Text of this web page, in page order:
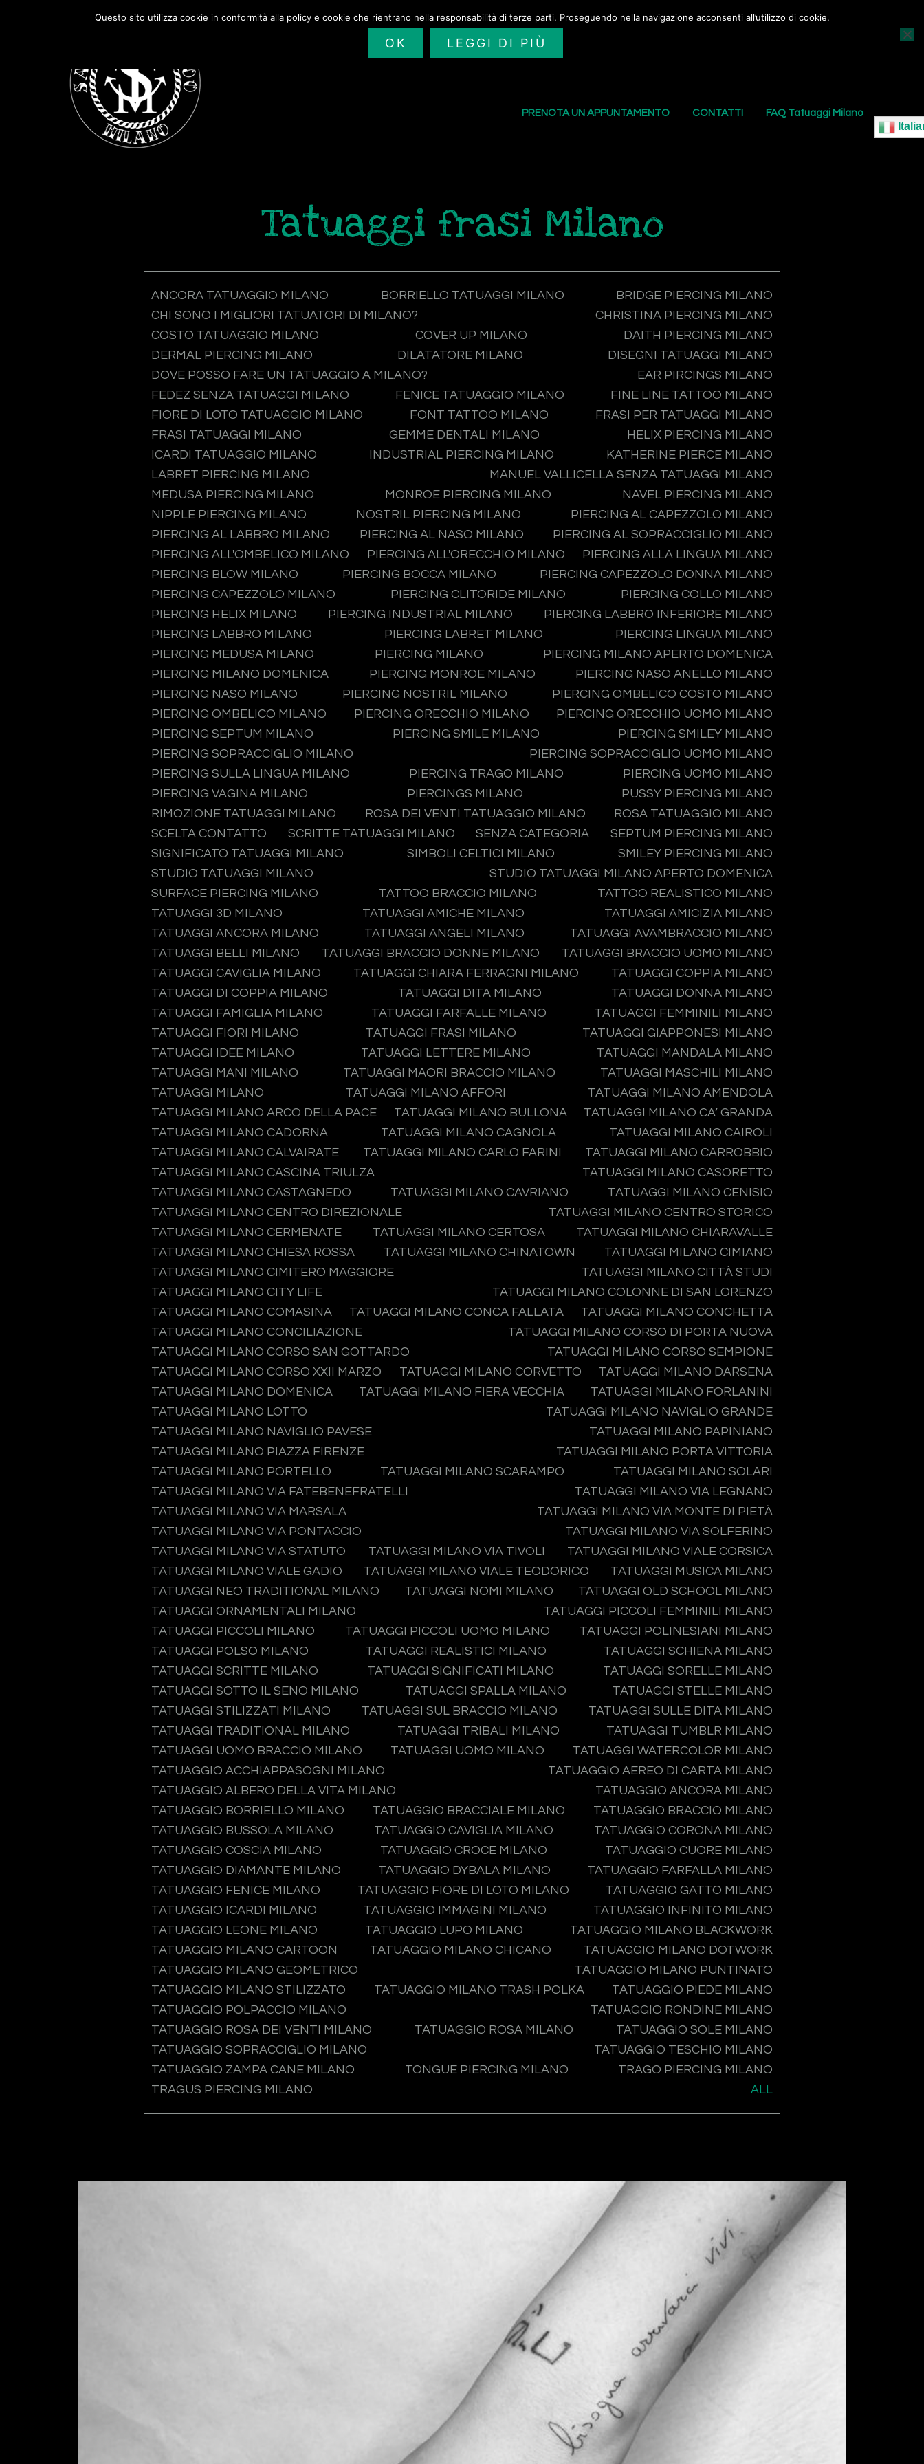
SAILORS TATTOO I NOSTRI TATUAGGI
PRENOTA UN APPUNTAMENTO CONTATTI FAQ Tatuaggi Milano
Tatuaggi frasi Milano
ANCORA TATUAGGIO MILANO BORRIELLO TATUAGGI MILANO
BRIDGE PIERCING MILANO
CHI SONO I MIGLIORI TATUATORI DI MILANO?
CHRISTINA PIERCING MILANO
COSTO TATUAGGIO MILANO
COVER UP MILANO
DAITH PIERCING MILANO
DERMAL PIERCING MILANO
DILATATORE MILANO
DISEGNI TATUAGGI MILANO
DOVE POSSO FARE UN TATUAGGIO A MILANO?
EAR PIRCINGS MILANO
FEDEZ SENZA TATUAGGI MILANO
FENICE TATUAGGIO MILANO
FINE LINE TATTOO MILANO
FIORE DI LOTO TATUAGGIO MILANO
FONT TATTOO MILANO
FRASI PER TATUAGGI MILANO
FRASI TATUAGGI MILANO
GEMME DENTALI MILANO
HELIX PIERCING MILANO
ICARDI TATUAGGIO MILANO
INDUSTRIAL PIERCING MILANO
KATHERINE PIERCE MILANO
LABRET PIERCING MILANO
MANUEL VALLICELLA SENZA TATUAGGI MILANO
MEDUSA PIERCING MILANO
MONROE PIERCING MILANO
NAVEL PIERCING MILANO
NIPPLE PIERCING MILANO
NOSTRIL PIERCING MILANO
PIERCING AL CAPEZZOLO MILANO
PIERCING AL LABBRO MILANO
PIERCING AL NASO MILANO
PIERCING AL SOPRACCIGLIO MILANO
PIERCING ALL'OMBELICO MILANO
PIERCING ALL'ORECCHIO MILANO
PIERCING ALLA LINGUA MILANO
PIERCING BLOW MILANO
PIERCING BOCCA MILANO
PIERCING CAPEZZOLO DONNA MILANO
PIERCING CAPEZZOLO MILANO
PIERCING CLITORIDE MILANO
PIERCING COLLO MILANO
PIERCING HELIX MILANO
PIERCING INDUSTRIAL MILANO
PIERCING LABBRO INFERIORE MILANO
PIERCING LABBRO MILANO
PIERCING LABRET MILANO
PIERCING LINGUA MILANO
PIERCING MEDUSA MILANO
PIERCING MILANO
PIERCING MILANO APERTO DOMENICA
PIERCING MILANO DOMENICA
PIERCING MONROE MILANO
PIERCING NASO ANELLO MILANO
PIERCING NASO MILANO
PIERCING NOSTRIL MILANO
PIERCING OMBELICO COSTO MILANO
PIERCING OMBELICO MILANO
PIERCING ORECCHIO MILANO
PIERCING ORECCHIO UOMO MILANO
PIERCING SEPTUM MILANO
PIERCING SMILE MILANO
PIERCING SMILEY MILANO
PIERCING SOPRACCIGLIO MILANO
PIERCING SOPRACCIGLIO UOMO MILANO
PIERCING SULLA LINGUA MILANO
PIERCING TRAGO MILANO
PIERCING UOMO MILANO
PIERCING VAGINA MILANO
PIERCINGS MILANO
PUSSY PIERCING MILANO
RIMOZIONE TATUAGGI MILANO
ROSA DEI VENTI TATUAGGIO MILANO
ROSA TATUAGGIO MILANO
SCELTA CONTATTO
SCRITTE TATUAGGI MILANO SENZA CATEGORIA
SEPTUM PIERCING MILANO
SIGNIFICATO TATUAGGI MILANO
SIMBOLI CELTICI MILANO
SMILEY PIERCING MILANO
STUDIO TATUAGGI MILANO
STUDIO TATUAGGI MILANO APERTO DOMENICA
SURFACE PIERCING MILANO
TATTOO BRACCIO MILANO
TATTOO REALISTICO MILANO
TATUAGGI 3D MILANO
TATUAGGI AMICHE MILANO
TATUAGGI AMICIZIA MILANO
TATUAGGI ANCORA MILANO
TATUAGGI ANGELI MILANO
TATUAGGI AVAMBRACCIO MILANO
TATUAGGI BELLI MILANO
TATUAGGI BRACCIO DONNE MILANO
TATUAGGI BRACCIO UOMO MILANO
TATUAGGI CAVIGLIA MILANO
TATUAGGI CHIARA FERRAGNI MILANO
TATUAGGI COPPIA MILANO
TATUAGGI DI COPPIA MILANO
TATUAGGI DITA MILANO
TATUAGGI DONNA MILANO
TATUAGGI FAMIGLIA MILANO
TATUAGGI FARFALLE MILANO
TATUAGGI FEMMINILI MILANO
TATUAGGI FIORI MILANO
TATUAGGI FRASI MILANO
TATUAGGI GIAPPONESI MILANO
TATUAGGI IDEE MILANO
TATUAGGI LETTERE MILANO
TATUAGGI MANDALA MILANO
TATUAGGI MANI MILANO
TATUAGGI MAORI BRACCIO MILANO
TATUAGGI MASCHILI MILANO
TATUAGGI MILANO
TATUAGGI MILANO AFFORI
TATUAGGI MILANO AMENDOLA
TATUAGGI MILANO ARCO DELLA PACE
TATUAGGI MILANO BULLONA
TATUAGGI MILANO CA’ GRANDA
TATUAGGI MILANO CADORNA
TATUAGGI MILANO CAGNOLA
TATUAGGI MILANO CAIROLI
TATUAGGI MILANO CALVAIRATE
TATUAGGI MILANO CARLO FARINI
TATUAGGI MILANO CARROBBIO
TATUAGGI MILANO CASCINA TRIULZA
TATUAGGI MILANO CASORETTO
TATUAGGI MILANO CASTAGNEDO
TATUAGGI MILANO CAVRIANO
TATUAGGI MILANO CENISIO
TATUAGGI MILANO CENTRO DIREZIONALE
TATUAGGI MILANO CENTRO STORICO
TATUAGGI MILANO CERMENATE
TATUAGGI MILANO CERTOSA
TATUAGGI MILANO CHIARAVALLE
TATUAGGI MILANO CHIESA ROSSA
TATUAGGI MILANO CHINATOWN
TATUAGGI MILANO CIMIANO
TATUAGGI MILANO CIMITERO MAGGIORE
TATUAGGI MILANO CITTÀ STUDI
TATUAGGI MILANO CITY LIFE
TATUAGGI MILANO COLONNE DI SAN LORENZO
TATUAGGI MILANO COMASINA
TATUAGGI MILANO CONCA FALLATA
TATUAGGI MILANO CONCHETTA
TATUAGGI MILANO CONCILIAZIONE
TATUAGGI MILANO CORSO DI PORTA NUOVA
TATUAGGI MILANO CORSO SAN GOTTARDO
TATUAGGI MILANO CORSO SEMPIONE
TATUAGGI MILANO CORSO XXII MARZO
TATUAGGI MILANO CORVETTO
TATUAGGI MILANO DARSENA
TATUAGGI MILANO DOMENICA
TATUAGGI MILANO FIERA VECCHIA
TATUAGGI MILANO FORLANINI
TATUAGGI MILANO LOTTO
TATUAGGI MILANO NAVIGLIO GRANDE
TATUAGGI MILANO NAVIGLIO PAVESE
TATUAGGI MILANO PAPINIANO
TATUAGGI MILANO PIAZZA FIRENZE
TATUAGGI MILANO PORTA VITTORIA
TATUAGGI MILANO PORTELLO
TATUAGGI MILANO SCARAMPO
TATUAGGI MILANO SOLARI
TATUAGGI MILANO VIA FATEBENEFRATELLI
TATUAGGI MILANO VIA LEGNANO
TATUAGGI MILANO VIA MARSALA
TATUAGGI MILANO VIA MONTE DI PIETÀ
TATUAGGI MILANO VIA PONTACCIO
TATUAGGI MILANO VIA SOLFERINO
TATUAGGI MILANO VIA STATUTO
TATUAGGI MILANO VIA TIVOLI
TATUAGGI MILANO VIALE CORSICA
TATUAGGI MILANO VIALE GADIO
TATUAGGI MILANO VIALE TEODORICO
TATUAGGI MUSICA MILANO
TATUAGGI NEO TRADITIONAL MILANO
TATUAGGI NOMI MILANO
TATUAGGI OLD SCHOOL MILANO
TATUAGGI ORNAMENTALI MILANO
TATUAGGI PICCOLI FEMMINILI MILANO
TATUAGGI PICCOLI MILANO
TATUAGGI PICCOLI UOMO MILANO
TATUAGGI POLINESIANI MILANO
TATUAGGI POLSO MILANO
TATUAGGI REALISTICI MILANO
TATUAGGI SCHIENA MILANO
TATUAGGI SCRITTE MILANO
TATUAGGI SIGNIFICATI MILANO
TATUAGGI SORELLE MILANO
TATUAGGI SOTTO IL SENO MILANO
TATUAGGI SPALLA MILANO
TATUAGGI STELLE MILANO
TATUAGGI STILIZZATI MILANO
TATUAGGI SUL BRACCIO MILANO
TATUAGGI SULLE DITA MILANO
TATUAGGI TRADITIONAL MILANO
TATUAGGI TRIBALI MILANO
TATUAGGI TUMBLR MILANO
TATUAGGI UOMO BRACCIO MILANO
TATUAGGI UOMO MILANO
TATUAGGI WATERCOLOR MILANO
TATUAGGIO ACCHIAPPASOGNI MILANO
TATUAGGIO AEREO DI CARTA MILANO
TATUAGGIO ALBERO DELLA VITA MILANO
TATUAGGIO ANCORA MILANO
TATUAGGIO BORRIELLO MILANO
TATUAGGIO BRACCIALE MILANO
TATUAGGIO BRACCIO MILANO
TATUAGGIO BUSSOLA MILANO
TATUAGGIO CAVIGLIA MILANO
TATUAGGIO CORONA MILANO
TATUAGGIO COSCIA MILANO
TATUAGGIO CROCE MILANO
TATUAGGIO CUORE MILANO
TATUAGGIO DIAMANTE MILANO
TATUAGGIO DYBALA MILANO
TATUAGGIO FARFALLA MILANO
TATUAGGIO FENICE MILANO
TATUAGGIO FIORE DI LOTO MILANO
TATUAGGIO GATTO MILANO
TATUAGGIO ICARDI MILANO
TATUAGGIO IMMAGINI MILANO
TATUAGGIO INFINITO MILANO
TATUAGGIO LEONE MILANO
TATUAGGIO LUPO MILANO
TATUAGGIO MILANO BLACKWORK
TATUAGGIO MILANO CARTOON
TATUAGGIO MILANO CHICANO
TATUAGGIO MILANO DOTWORK
TATUAGGIO MILANO GEOMETRICO
TATUAGGIO MILANO PUNTINATO
TATUAGGIO MILANO STILIZZATO
TATUAGGIO MILANO TRASH POLKA
TATUAGGIO PIEDE MILANO
TATUAGGIO POLPACCIO MILANO
TATUAGGIO RONDINE MILANO
TATUAGGIO ROSA DEI VENTI MILANO
TATUAGGIO ROSA MILANO
TATUAGGIO SOLE MILANO
TATUAGGIO SOPRACCIGLIO MILANO
TATUAGGIO TESCHIO MILANO
TATUAGGIO ZAMPA CANE MILANO
TONGUE PIERCING MILANO
TRAGO PIERCING MILANO
TRAGUS PIERCING MILANO
ALL
Questo sito utilizza cookie in conformità alla policy e cookie che rientrano nella responsabilità di terze parti. Proseguendo nella navigazione acconsenti all’utilizzo di cookie.
OK LEGGI DI PIÙ